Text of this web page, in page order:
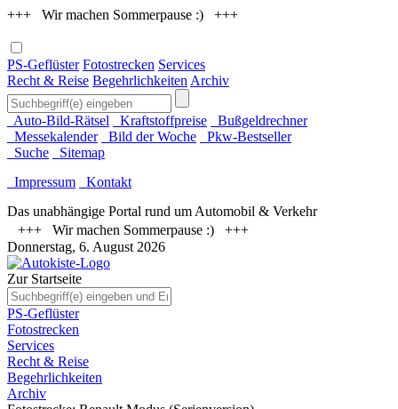
+++ Wir machen Sommerpause :) +++
PS-Geflüster Fotostrecken Services
Recht & Reise Begehrlichkeiten Archiv
Auto-Bild-Rätsel Kraftstoffpreise
Bußgeldrechner
Messekalender
Bild der Woche
Pkw-Bestseller
Suche
Sitemap
Impressum
Kontakt
Das unabhängige Portal rund um Automobil & Verkehr
+++ Wir machen Sommerpause :) +++
Donnerstag, 6. August 2026
Zur Startseite
PS-Geflüster
Fotostrecken
Services
Recht & Reise
Begehrlichkeiten
Archiv